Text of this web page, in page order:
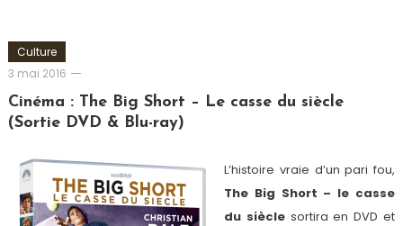
Culture
3 mai 2016
Romain-
Paris
Cinéma : The Big Short – Le casse du siècle
(Sortie DVD & Blu-ray)
L’histoire vraie d’un pari fou,
The Big Short – le casse
du sièclesortira en DVD et